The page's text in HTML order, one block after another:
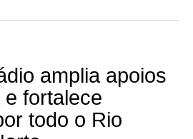
que reforçam seu
do Rio Grande do
atuante e comprometido em
dos potiguares.
Santos Luiz Eduardo
amplia apoios
fortalece
todo o Rio